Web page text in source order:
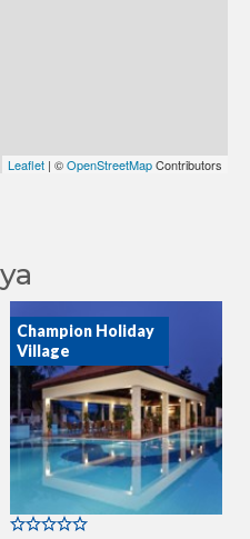
Leaflet| ©OpenStreetMapContributors
Champion Holiday
Village